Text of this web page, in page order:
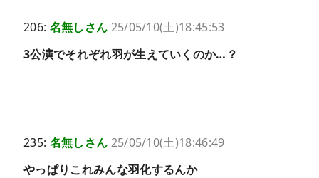
206: 名無しさん 25/05/10(土)18:45:53
3公演でそれぞれ羽が生えていくのか…？
235: 名無しさん 25/05/10(土)18:46:49
やっぱりこれみんな羽化するんか